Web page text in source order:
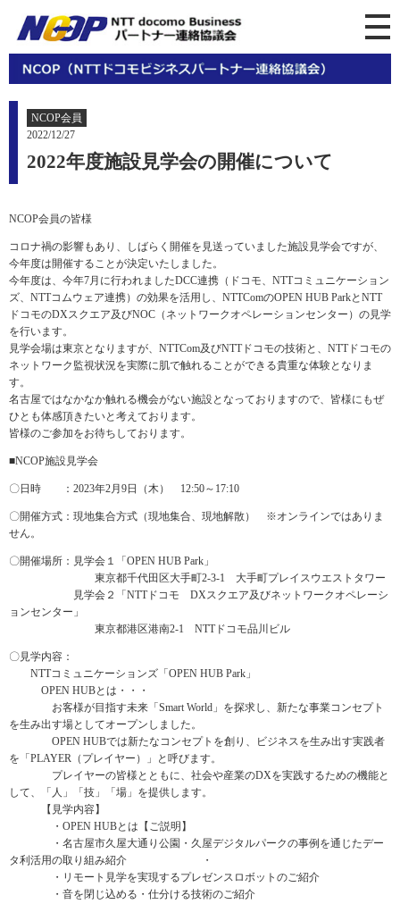
NCOP会員
2022/12/27
2022年度施設見学会の開催について
NCOP会員の皆様
コロナ禍の影響もあり、しばらく開催を見送っていました施設見学会ですが、
今年度は開催することが決定いたしました。
今年度は、今年7月に行われましたDCC連携（ドコモ、NTTコミュニケーション
ズ、NTTコムウェア連携）の効果を活用し、NTTComのOPEN HUB ParkとNTT
ドコモのDXスクエア及びNOC（ネットワークオペレーションセンター）の見学
を行います。
見学会場は東京となりますが、NTTCom及びNTTドコモの技術と、NTTドコモの
ネットワーク監視状況を実際に肌で触れることができる貴重な体験となりま
す。
名古屋ではなかなか触れる機会がない施設となっておりますので、皆様にもぜ
ひとも体感頂きたいと考えております。
皆様のご参加をお待ちしております。
■NCOP施設見学会
〇日時 ：2023年2月9日（木） 12:50～17:10
〇開催方式：現地集合方式（現地集合、現地解散） ※オンラインではありま
せん。
〇開催場所：見学会１「OPEN HUB Park」
東京都千代田区大手町2-3-1 大手町プレイスウエストタワー
見学会２「NTTドコモ DXスクエア及びネットワークオペレーシ
ョンセンター」
東京都港区港南2-1 NTTドコモ品川ビル
〇見学内容：
NTTコミュニケーションズ「OPEN HUB Park」
OPEN HUBとは・・・
お客様が目指す未来「Smart World」を探求し、新たな事業コンセプト
を生み出す場としてオープンしました。
OPEN HUBでは新たなコンセプトを創り、ビジネスを生み出す実践者
を「PLAYER（プレイヤー）」と呼びます。
プレイヤーの皆様とともに、社会や産業のDXを実践するための機能と
して、「人」「技」「場」を提供します。
【見学内容】
・OPEN HUBとは【ご説明】
・名古屋市久屋大通り公園・久屋デジタルパークの事例を通じたデー
タ利活用の取り組み紹介 ・
・リモート見学を実現するプレゼンスロボットのご紹介
・音を閉じ込める・仕分ける技術のご紹介